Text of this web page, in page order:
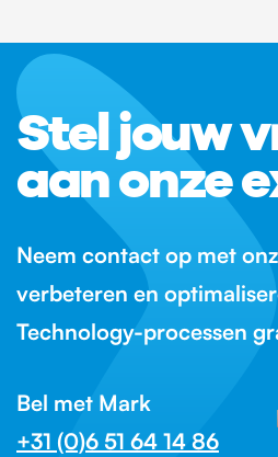
Stel jouw
aan onze
Neem contact op met
verbeteren en
Technology-processen
Bel met Mark
+31 (0)6 51 64 14 86